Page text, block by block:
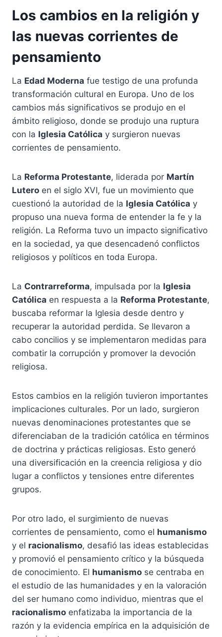
Los cambios en la religión y
las nuevas corrientes de
pensamiento
La Edad Moderna fue testigo de una profunda
transformación cultural en Europa. Uno de los
cambios más significativos se produjo en el
ámbito religioso, donde se produjo una ruptura
con la Iglesia Católica y surgieron nuevas
corrientes de pensamiento.
La Reforma Protestante, liderada por Martín
Lutero en el siglo XVI, fue un movimiento que
cuestionó la autoridad de la Iglesia Católica y
propuso una nueva forma de entender la fe y la
religión. La Reforma tuvo un impacto significativo
en la sociedad, ya que desencadenó conflictos
religiosos y políticos en toda Europa.
La Contrarreforma, impulsada por la Iglesia
Católica en respuesta a la Reforma Protestante,
buscaba reformar la Iglesia desde dentro y
recuperar la autoridad perdida. Se llevaron a
cabo concilios y se implementaron medidas para
combatir la corrupción y promover la devoción
religiosa.
Estos cambios en la religión tuvieron importantes
implicaciones culturales. Por un lado, surgieron
nuevas denominaciones protestantes que se
diferenciaban de la tradición católica en términos
de doctrina y prácticas religiosas. Esto generó
una diversificación en la creencia religiosa y dio
lugar a conflictos y tensiones entre diferentes
grupos.
Por otro lado, el surgimiento de nuevas
corrientes de pensamiento, como el humanismo
y el racionalismo, desafió las ideas establecidas
y promovió el pensamiento crítico y la búsqueda
de conocimiento. El humanismo se centraba en
el estudio de las humanidades y en la valoración
del ser humano como individuo, mientras que el
racionalismo enfatizaba la importancia de la
razón y la evidencia empírica en la adquisición de